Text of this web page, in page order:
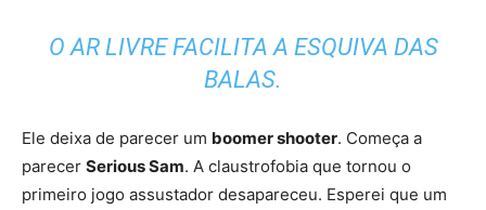
O AR LIVRE FACILITA A ESQUIVA DAS
BALAS.
Ele deixa de parecer um boomer shooter. Começa a
parecer Serious Sam. A claustrofobia que tornou o
primeiro jogo assustador desapareceu. Esperei que um